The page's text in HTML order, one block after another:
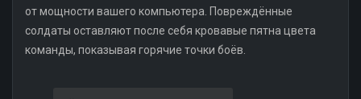
от мощности вашего компьютера. Повреждённые
солдаты оставляют после себя кровавые пятна цвета
команды, показывая горячие точки боёв.